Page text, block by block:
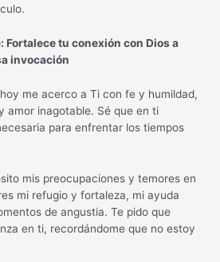
tu conexión con Dios a
invocación
me acerco a Ti con fe y humildad,
amor inagotable. Sé que en ti
para enfrentar los tiempos
mis preocupaciones y temores en
mi refugio y fortaleza, mi ayuda
de angustia. Te pido que
en ti, recordándome que no estoy